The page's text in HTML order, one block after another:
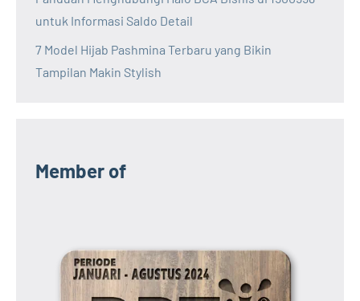
untuk Informasi Saldo Detail
7 Model Hijab Pashmina Terbaru yang Bikin
Tampilan Makin Stylish
Member of